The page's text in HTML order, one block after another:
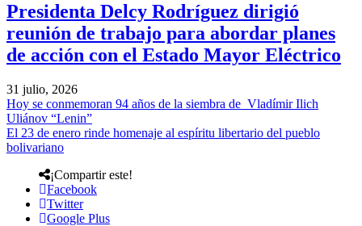
Presidenta Delcy Rodríguez dirigió
reunión de trabajo para abordar planes
de acción con el Estado Mayor Eléctrico
31 julio, 2026
Hoy se conmemoran 94 años de la siembra de Vladímir Ilich
Uliánov “Lenin”
El 23 de enero rinde homenaje al espíritu libertario del pueblo
bolivariano
¡Compartir este!
Facebook
Twitter
Google Plus